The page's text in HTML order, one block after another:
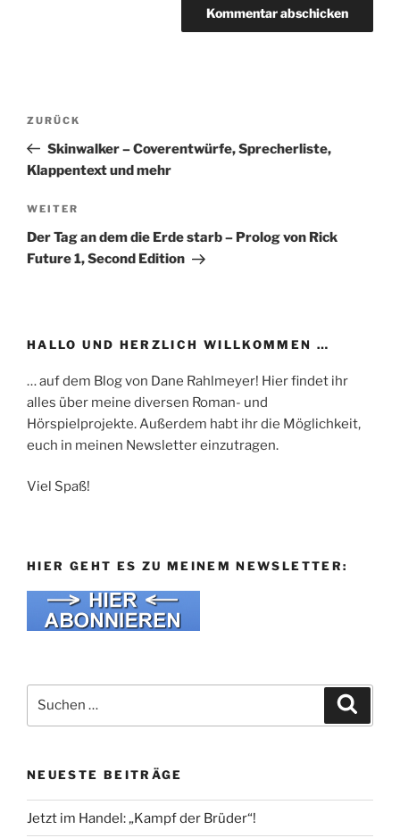
Beitragsnavigation
Vorheriger
Beitrag
ZURÜCK
Skinwalker – Coverentwürfe, Sprecherliste,
Klappentext und mehr
Nächster
Beitrag
WEITER
Der Tag an dem die Erde starb – Prolog von Rick
Future 1, Second Edition
HALLO UND HERZLICH WILLKOMMEN …
… auf dem Blog von Dane Rahlmeyer! Hier findet ihr
alles über meine diversen Roman- und
Hörspielprojekte. Außerdem habt ihr die Möglichkeit,
euch in meinen Newsletter einzutragen.
Viel Spaß!
HIER GEHT ES ZU MEINEM NEWSLETTER:
nach:
NEUESTE BEITRÄGE
Jetzt im Handel: „Kampf der Brüder“!